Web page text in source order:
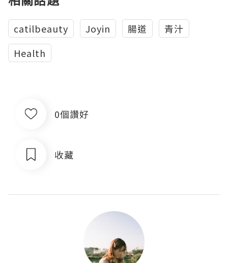
catilbeauty Joyin 腸道
青汁
Health
0個讚好
收藏